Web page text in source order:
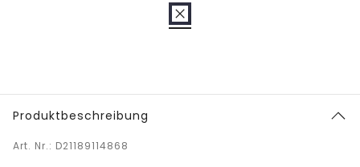
Produktbeschreibung
Art. Nr.: D21189114868